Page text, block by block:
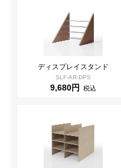
ディスプレイスタンド
SLF-AR-DPS
9,680円 税込